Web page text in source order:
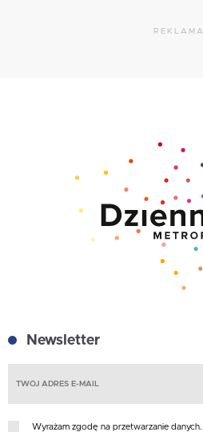
REKLAMA
Newsletter
Wyrażam zgodę na przetwarzanie danych.